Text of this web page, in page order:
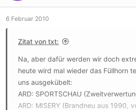
6 Februar 2010
Zitat von txt:
Na, aber dafür werden wir doch
heute wird mal wieder das Füllhorn
uns ausgekübelt:
ARD: SPORTSCHAU
ARD: MISERY (Brandneu aus 1990,